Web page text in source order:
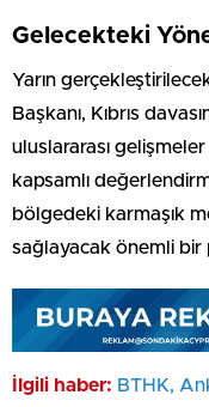
Gelecekteki
Yarın
Başkanı, Kıbrıs
uluslararası gelişmeler
kapsamlı
bölgedeki karmaşık
sağlayacak önemli
İlgili haber: BTHK,